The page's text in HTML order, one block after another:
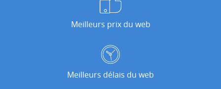
Meilleurs prix du web
Meilleurs délais du web